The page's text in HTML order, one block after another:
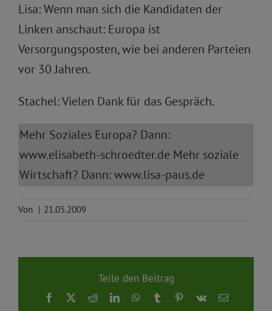
Lisa: Wenn man sich die Kandidaten der
Linken anschaut: Europa ist
Versorgungsposten, wie bei anderen Parteien
vor 30 Jahren.
Stachel: Vielen Dank für das Gespräch.
Mehr Soziales Europa? Dann:
www.elisabeth-schroedter.de Mehr soziale
Wirtschaft? Dann: www.lisa-paus.de
Von | 21.05.2009
Teile den Beitrag
Facebook
X RedditLinkedInWhatsApp
TumblrPinterest
Vk
E-